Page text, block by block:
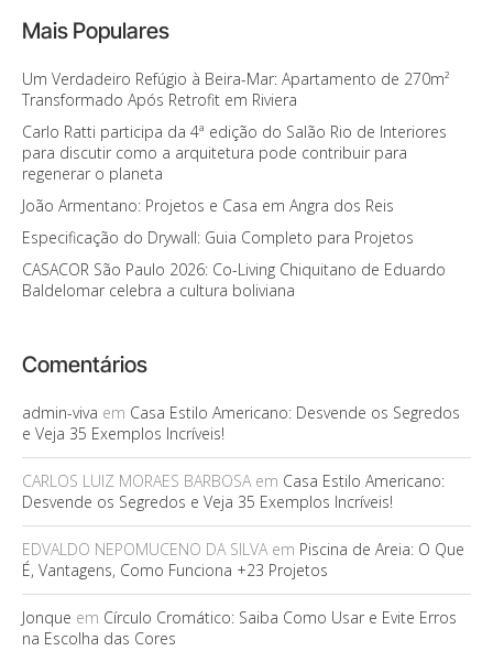
Mais Populares
Um Verdadeiro Refúgio à Beira-Mar: Apartamento de 270m²
Transformado Após Retrofit em Riviera
Carlo Ratti participa da 4ª edição do Salão Rio de Interiores
para discutir como a arquitetura pode contribuir para
regenerar o planeta
João Armentano: Projetos e Casa em Angra dos Reis
Especificação do Drywall: Guia Completo para Projetos
CASACOR São Paulo 2026: Co-Living Chiquitano de Eduardo
Baldelomar celebra a cultura boliviana
Comentários
admin-viva em Casa Estilo Americano: Desvende os Segredos
e Veja 35 Exemplos Incríveis!
CARLOS LUIZ MORAES BARBOSAem Casa Estilo Americano:
Desvende os Segredos e Veja 35 Exemplos Incríveis!
EDVALDO NEPOMUCENO DA SILVAem Piscina de Areia: O Que
É, Vantagens, Como Funciona +23 Projetos
Jonque em Círculo Cromático: Saiba Como Usar e Evite Erros
na Escolha das Cores